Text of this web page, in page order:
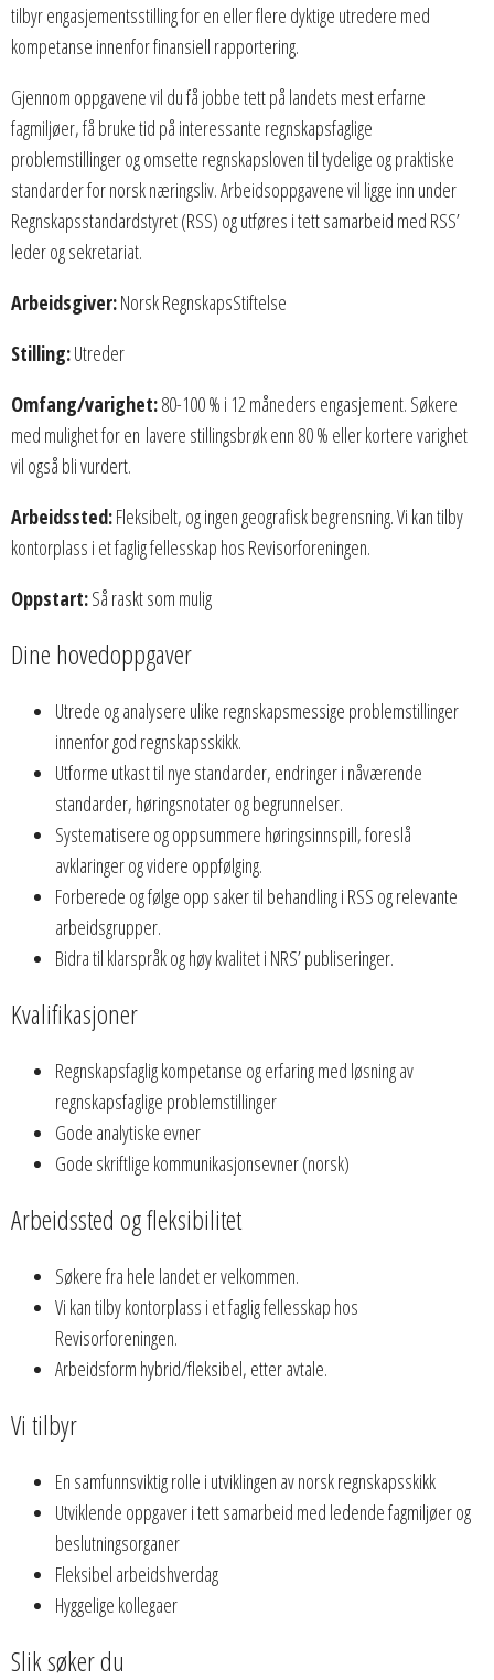
tilbyr engasjementsstilling for en eller flere dyktige utredere med
kompetanse innenfor finansiell rapportering.
Gjennom oppgavene vil du få jobbe tett på landets mest erfarne
fagmiljøer, få bruke tid på interessante regnskapsfaglige
problemstillinger og omsette regnskapsloven til tydelige og praktiske
standarder for norsk næringsliv. Arbeidsoppgavene vil ligge inn under
Regnskapsstandardstyret (RSS) og utføres i tett samarbeid med RSS’
leder og sekretariat.
Arbeidsgiver:Norsk RegnskapsStiftelse
Stilling:Utreder
Omfang/varighet:80-100 % i 12 måneders engasjement. Søkere
med mulighet for en lavere stillingsbrøk enn 80 % eller kortere varighet
vil også bli vurdert.
Arbeidssted:Fleksibelt, og ingen geografisk begrensning. Vi kan tilby
kontorplass i et faglig fellesskap hos Revisorforeningen.
Oppstart:Så raskt som mulig
Dine hovedoppgaver
Utrede og analysere ulike regnskapsmessige problemstillinger
innenfor god regnskapsskikk.
Utforme utkast til nye standarder, endringer i nåværende
standarder, høringsnotater og begrunnelser.
Systematisere og oppsummere høringsinnspill, foreslå
avklaringer og videre oppfølging.
Forberede og følge opp saker til behandling i RSS og relevante
arbeidsgrupper.
Bidra til klarspråk og høy kvalitet i NRS’ publiseringer.
Kvalifikasjoner
Regnskapsfaglig kompetanse og erfaring med løsning av
regnskapsfaglige problemstillinger
Gode analytiske evner
Gode skriftlige kommunikasjonsevner (norsk)
Arbeidssted og fleksibilitet
Søkere fra hele landet er velkommen.
Vi kan tilby kontorplass i et faglig fellesskap hos
Revisorforeningen.
Arbeidsform hybrid/fleksibel, etter avtale.
Vi tilbyr
En samfunnsviktig rolle i utviklingen av norsk regnskapsskikk
Utviklende oppgaver i tett samarbeid med ledende fagmiljøer og
beslutningsorganer
Fleksibel arbeidshverdag
Hyggelige kollegaer
Slik søker du